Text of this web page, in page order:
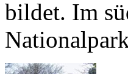
bildet. Im